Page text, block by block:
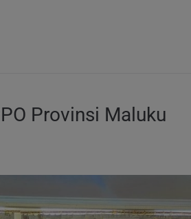
Provinsi Maluku